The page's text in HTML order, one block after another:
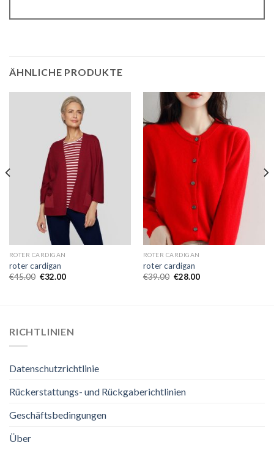
ÄHNLICHE PRODUKTE
ROTER CARDIGAN
roter cardigan
€45.00 €32.00
ROTER CARDIGAN
roter cardigan
€39.00 €28.00
RICHTLINIEN
Datenschutzrichtlinie
Rückerstattungs- und Rückgaberichtlinien
Geschäftsbedingungen
Über